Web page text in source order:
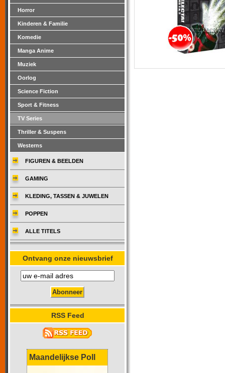
Horror
Kinderen & Familie
Komedie
Manga Anime
Muziek
Oorlog
Science Fiction
Sport & Fitness
TV Series
Thriller & Suspens
Westerns
FIGUREN & BEELDEN
GAMING
KLEDING, TASSEN & JUWELEN
POPPEN
ALLE TITELS
Ontvang onze nieuwsbrief
RSS Feed
Maandelijkse Poll